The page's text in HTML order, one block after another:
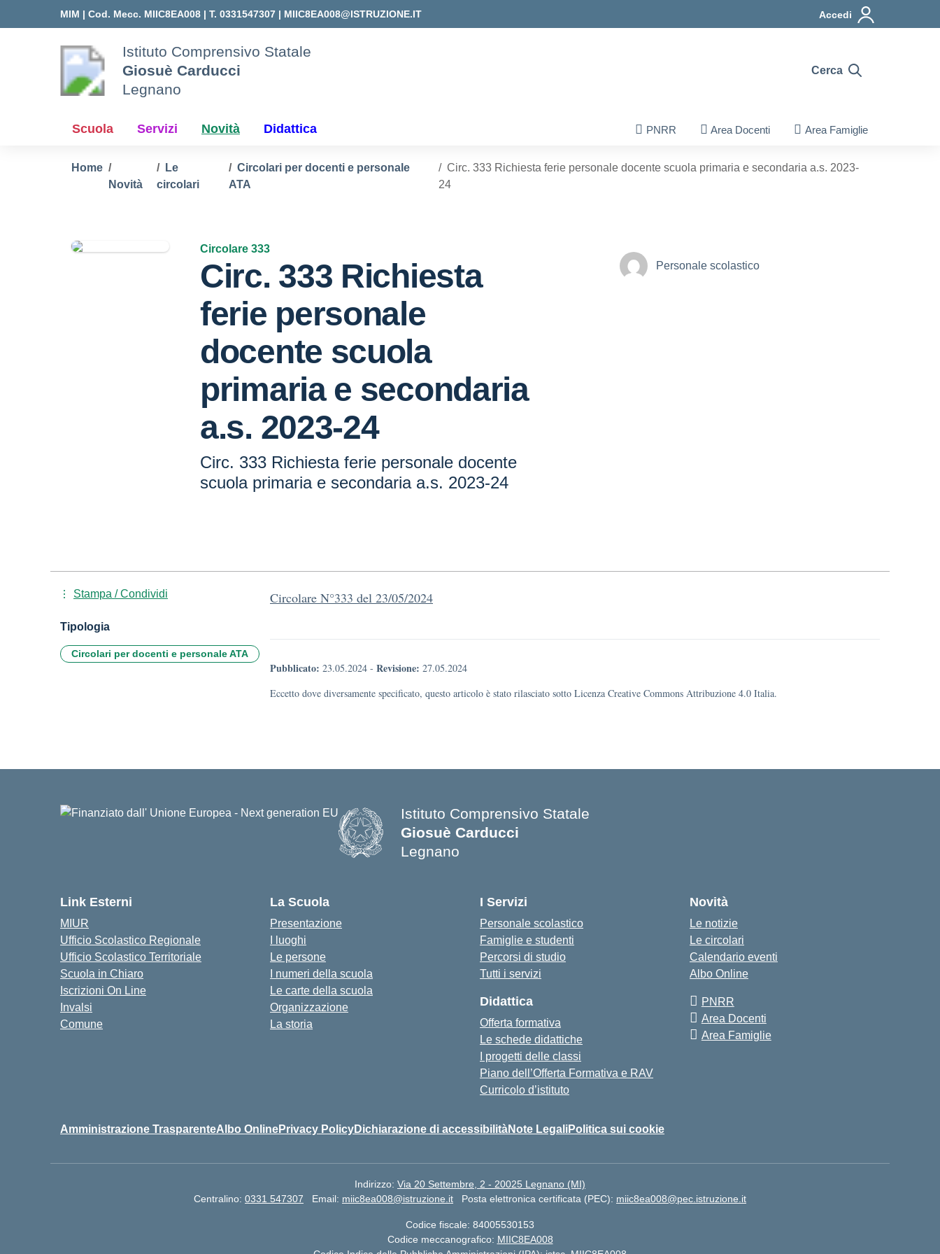
MIM | Cod. Mecc. MIIC8EA008 | T. 0331547307 | MIIC8EA008@ISTRUZIONE.IT Accedi
Istituto Comprensivo Statale
Giosuè Carducci
Legnano
Cerca
Scuola Servizi Novità Didattica PNRR Area Docenti Area Famiglie
Home
Novità
Le
circolari
Circolari per docenti e personale
ATA
Circ. 333 Richiesta ferie personale docente scuola primaria e secondaria a.s. 2023-
24
Circolare 333
Circ. 333 Richiesta
ferie personale
docente scuola
primaria e secondaria
a.s. 2023-24
Circ. 333 Richiesta ferie personale docente
scuola primaria e secondaria a.s. 2023-24
Personale scolastico
Circolare N°333 del 23/05/2024
Pubblicato: 23.05.2024 - Revisione: 27.05.2024
Eccetto dove diversamente specificato, questo articolo è stato rilasciato sotto Licenza Creative Commons Attribuzione 4.0 Italia.
Stampa / Condividi
Tipologia
Circolari per docenti e personale ATA
Istituto Comprensivo Statale
Giosuè Carducci
Legnano
Link Esterni
MIUR
Ufficio Scolastico Regionale
Ufficio Scolastico Territoriale
Scuola in Chiaro
Iscrizioni On Line
Invalsi
Comune
La Scuola
Presentazione
I luoghi
Le persone
I numeri della scuola
Le carte della scuola
Organizzazione
La storia
I Servizi
Personale scolastico
Famiglie e studenti
Percorsi di studio
Tutti i servizi
Didattica
Offerta formativa
Le schede didattiche
I progetti delle classi
Piano dell’Offerta Formativa e RAV
Curricolo d’istituto
Novità
Le notizie
Le circolari
Calendario eventi
Albo Online
PNRR
Area Docenti
Area Famiglie
Amministrazione TrasparenteAlbo OnlinePrivacy PolicyDichiarazione di accessibilitàNote LegaliPolitica sui cookie
Indirizzo: Via 20 Settembre, 2 - 20025 Legnano (MI)
Centralino: 0331 547307 Email: miic8ea008@istruzione.it Posta elettronica certificata (PEC): miic8ea008@pec.istruzione.it
Codice fiscale: 84005530153
Codice meccanografico: MIIC8EA008